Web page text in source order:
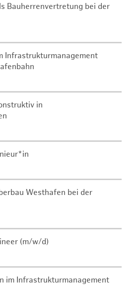
Bauherrenvertretung bei der
Infrastrukturmanagement
in
Westhafen bei der
(m/w/d)
im Infrastrukturmanagement